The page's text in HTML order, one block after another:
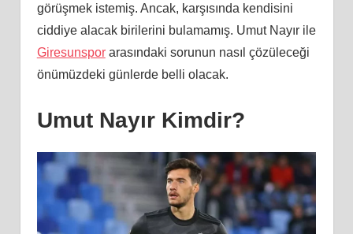
görüşmek istemiş. Ancak, karşısında kendisini
ciddiye alacak birilerini bulamamış. Umut Nayır ile
Giresunsporarasındaki sorunun nasıl çözüleceği
önümüzdeki günlerde belli olacak.
Umut Nayır Kimdir?